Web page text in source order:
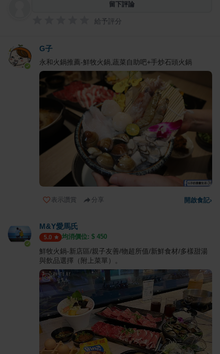
留下評論
給予評分
G子
永和火鍋推薦-鮮牧火鍋,蔬菜自助吧+手炒石頭火鍋
表示讚賞 分享 開啟食記›
M&Y愛馬氏
5.0 均消價位: $ 450
鮮牧火鍋-新店區/親子友善/物超所值/新鮮食材/多樣甜湯
與飲品選擇（附上菜單）。